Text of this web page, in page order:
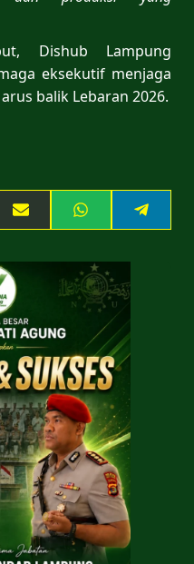
Dishub Lampung
eksekutif menjaga
balik Lebaran 2026.